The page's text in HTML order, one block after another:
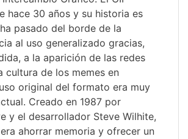
hace 30 años y su historia es
pasado del borde de la
al uso generalizado gracias,
a la aparición de las redes
cultura de los memes en
original del formato era muy
Creado en 1987 por
y el desarrollador Steve Wilhite,
ahorrar memoria y ofrecer un